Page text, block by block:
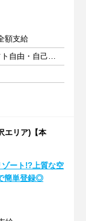
額支給
週2日以上 1日8時間以上 シフト自由・自己申告
エリア)【本
ゾート!?上質な空
簡単登録◎